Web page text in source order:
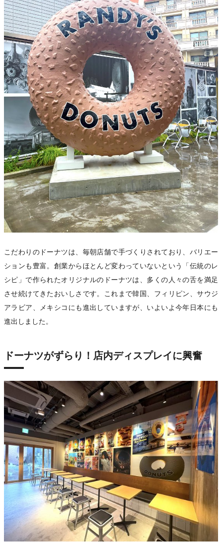
こだわりのドーナツは、毎朝店舗で手づくりされており、バリエー
ションも豊富。創業からほとんど変わっていないという「伝統のレ
シピ」で作られたオリジナルのドーナツは、多くの人々の舌を満足
させ続けてきたおいしさです。これまで韓国、フィリピン、サウジ
アラビア、メキシコにも進出していますが、いよいよ今年日本にも
進出しました。
ドーナツがずらり！店内ディスプレイに興奮